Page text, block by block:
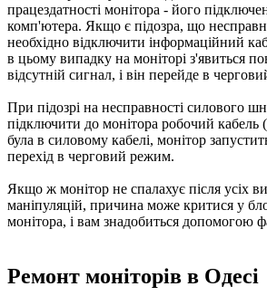
працездатності монітора - його
комп'ютера. Якщо є підозра, що
необхідно відключити інформаційний
в цьому випадку на моніторі з'явиться
відсутній сигнал, і він перейде в
При підозрі на несправності силового
підключити до монітора робочий
була в силовому кабелі, монітор
перехід в черговий режим.
Якщо ж монітор не спалахує після усіх
маніпуляцій, причина може критися у
монітора, і вам знадобиться допомогою
Ремонт моніторів в Одесі